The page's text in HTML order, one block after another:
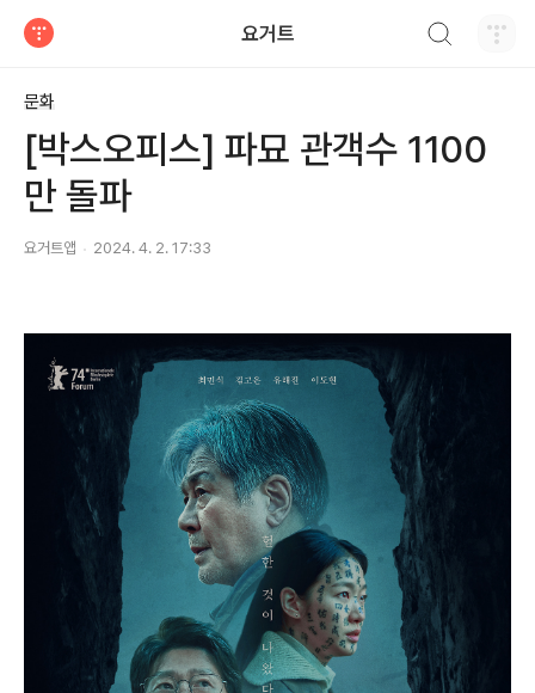
요거트
문화
[박스오피스] 파묘 관객수 1100
만 돌파
요거트앱 2024. 4. 2. 17:33